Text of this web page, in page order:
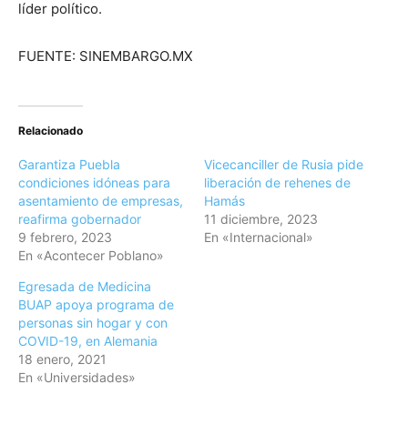
líder político.
FUENTE: SINEMBARGO.MX
Relacionado
Garantiza Puebla
condiciones idóneas para
asentamiento de empresas,
reafirma gobernador
9 febrero, 2023
En «Acontecer Poblano»
Vicecanciller de Rusia pide
liberación de rehenes de
Hamás
11 diciembre, 2023
En «Internacional»
Egresada de Medicina
BUAP apoya programa de
personas sin hogar y con
COVID-19, en Alemania
18 enero, 2021
En «Universidades»